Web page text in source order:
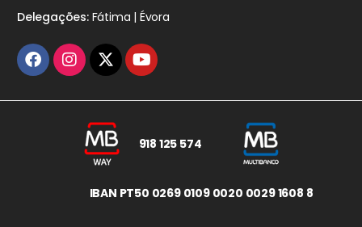
Delegações:Fátima | Évora
918 125 574
IBAN PT50 0269 0109 0020 0029 1608 8